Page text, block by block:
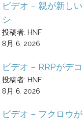
ビデオ – 親が新し
シ
投稿者: HNF
8月 6, 2026
ビデオ – RRPがデ
投稿者: HNF
8月 6, 2026
ビデオ – フクロウ